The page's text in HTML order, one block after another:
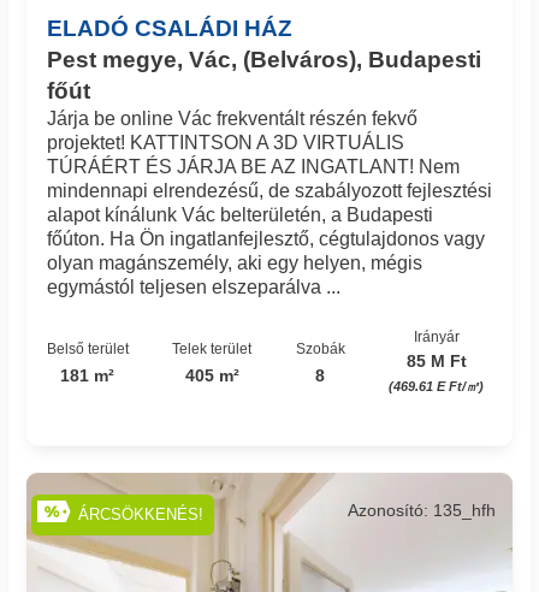
ELADÓ CSALÁDI HÁZ
Pest megye, Vác, (Belváros), Budapesti
főút
Járja be online Vác frekventált részén fekvő
projektet! KATTINTSON A 3D VIRTUÁLIS
TÚRÁÉRT ÉS JÁRJA BE AZ INGATLANT! Nem
mindennapi elrendezésű, de szabályozott fejlesztési
alapot kínálunk Vác belterületén, a Budapesti
főúton. Ha Ön ingatlanfejlesztő, cégtulajdonos vagy
olyan magánszemély, aki egy helyen, mégis
egymástól teljesen elszeparálva ...
Belső terület
181 m²
Telek terület
405 m²
Szobák
8
Irányár
85 M Ft
(469.61 E Ft/㎡)
Azonosító: 135_hfh
ÁRCSÖKKENÉS!